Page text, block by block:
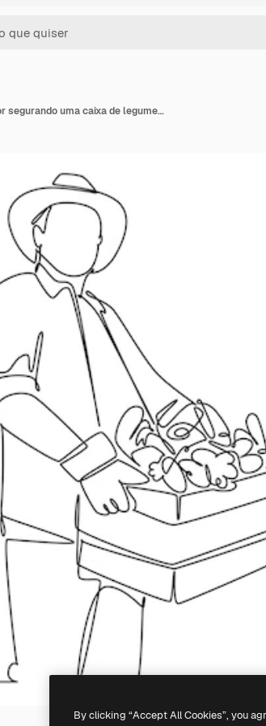
Desenho de uma única linha de um agricultor segurando uma caixa de legumes orgânicos frescos Desafio de agricultura conceito minimalista Desenho em linha contínua Ilustração vetorial gráfica
By clicking “Accept All Cookies”, you